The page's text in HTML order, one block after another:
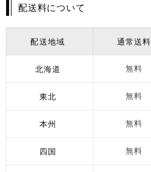
配送料について
配送地域 通常送料
北海道 無料
東北 無料
本州 無料
四国 無料